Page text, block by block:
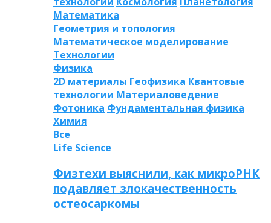
Математика
Геометрия и топология
Математическое моделирование
Технологии
Физика
2D материалы Геофизика Квантовые
технологии Материаловедение
Фотоника Фундаментальная физика
Химия
Все
Life Science
Физтехи выяснили, как микроРНК
подавляет злокачественность
остеосаркомы